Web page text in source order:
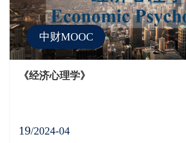
中财MOOC
《经济心理学》
19/2024-04